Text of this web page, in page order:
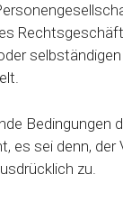
Bedingungen
es sei denn,
zu.